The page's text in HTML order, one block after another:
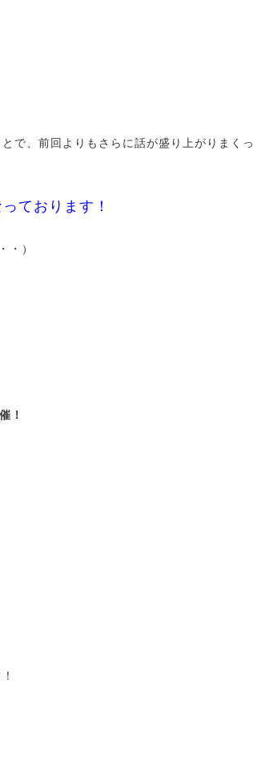
で、前回よりもさらに話が盛り上がりまくっ
ております！
・）
！